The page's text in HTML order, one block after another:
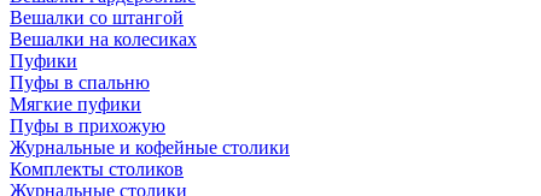
Вешалки со штангой
Вешалки на колесиках
Пуфики
Пуфы в спальню
Мягкие пуфики
Пуфы в прихожую
Журнальные и кофейные столики
Комплекты столиков
Журнальные столики